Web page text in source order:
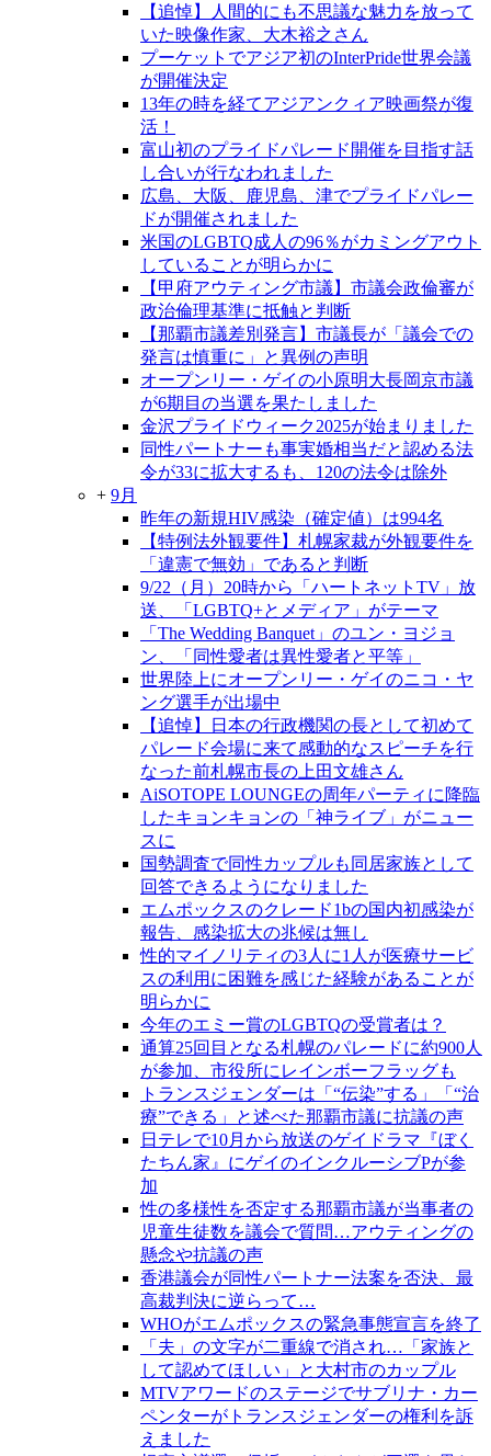
【追悼】人間的にも不思議な魅力を放って
いた映像作家、大木裕之さん
プーケットでアジア初のInterPride世界会議
が開催決定
13年の時を経てアジアンクィア映画祭が復
活！
富山初のプライドパレード開催を目指す話
し合いが行なわれました
広島、大阪、鹿児島、津でプライドパレー
ドが開催されました
米国のLGBTQ成人の96％がカミングアウト
していることが明らかに
【甲府アウティング市議】市議会政倫審が
政治倫理基準に抵触と判断
【那覇市議差別発言】市議長が「議会での
発言は慎重に」と異例の声明
オープンリー・ゲイの小原明大長岡京市議
が6期目の当選を果たしました
金沢プライドウィーク2025が始まりました
同性パートナーも事実婚相当だと認める法
令が33に拡大するも、120の法令は除外
+ 9月
昨年の新規HIV感染（確定値）は994名
【特例法外観要件】札幌家裁が外観要件を
「違憲で無効」であると判断
9/22（月）20時から「ハートネットTV」放
送、「LGBTQ+とメディア」がテーマ
「The Wedding Banquet」のユン・ヨジョ
ン、「同性愛者は異性愛者と平等」
世界陸上にオープンリー・ゲイのニコ・ヤ
ング選手が出場中
【追悼】日本の行政機関の長として初めて
パレード会場に来て感動的なスピーチを行
なった前札幌市長の上田文雄さん
AiSOTOPE LOUNGEの周年パーティに降臨
したキョンキョンの「神ライブ」がニュー
スに
国勢調査で同性カップルも同居家族として
回答できるようになりました
エムポックスのクレード1bの国内初感染が
報告、感染拡大の兆候は無し
性的マイノリティの3人に1人が医療サービ
スの利用に困難を感じた経験があることが
明らかに
今年のエミー賞のLGBTQの受賞者は？
通算25回目となる札幌のパレードに約900人
が参加、市役所にレインボーフラッグも
トランスジェンダーは「“伝染”する」「“治
療”できる」と述べた那覇市議に抗議の声
日テレで10月から放送のゲイドラマ『ぼく
たちん家』にゲイのインクルーシブPが参
加
性の多様性を否定する那覇市議が当事者の
児童生徒数を議会で質問…アウティングの
懸念や抗議の声
香港議会が同性パートナー法案を否決、最
高裁判決に逆らって…
WHOがエムポックスの緊急事態宣言を終了
「夫」の文字が二重線で消され…「家族と
して認めてほしい」と大村市のカップル
MTVアワードのステージでサブリナ・カー
ペンターがトランスジェンダーの権利を訴
えました